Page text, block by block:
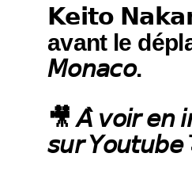
𝗞𝗲𝗶𝘁𝗼
avant le
𝘔𝘰𝘯𝘢𝘤𝘰.
🎥 𝘈̀ 𝘷𝘰𝘪𝘳 𝘦𝘯
𝘴𝘶𝘳 𝘠𝘰𝘶𝘵𝘶𝘣𝘦